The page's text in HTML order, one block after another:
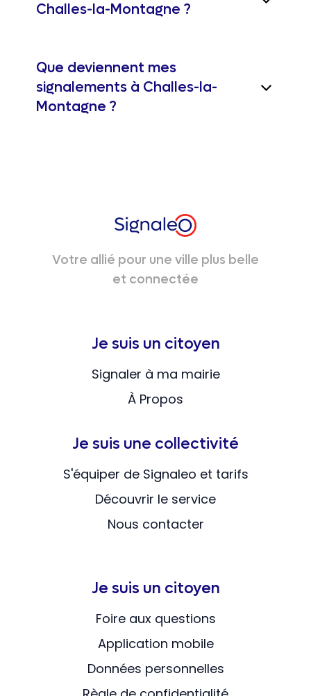
Challes-la-Montagne ?
Que deviennent mes
signalements à Challes-la-
Montagne ?
Votre allié pour une ville plus belle
et connectée
Je suis un citoyen
Signaler à ma mairie
À Propos
Je suis une collectivité
S'équiper de Signaleo et tarifs
Découvrir le service
Nous contacter
Je suis un citoyen
Foire aux questions
Application mobile
Données personnelles